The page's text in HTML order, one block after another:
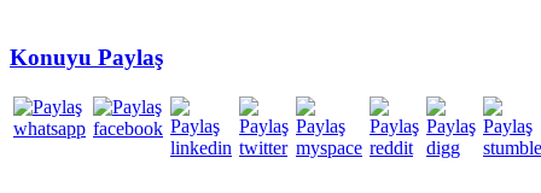
Konuyu Paylaş